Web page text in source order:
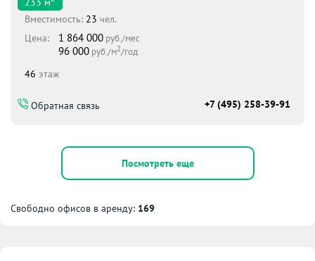
Вместимоcть: 23 чел.
Цена:
1 864 000 руб./мес
96 000 руб./м2/год
46 этаж
Обратная связь +7 (495) 258-39-91
Посмотреть еще
Свободно офисов в аренду: 169